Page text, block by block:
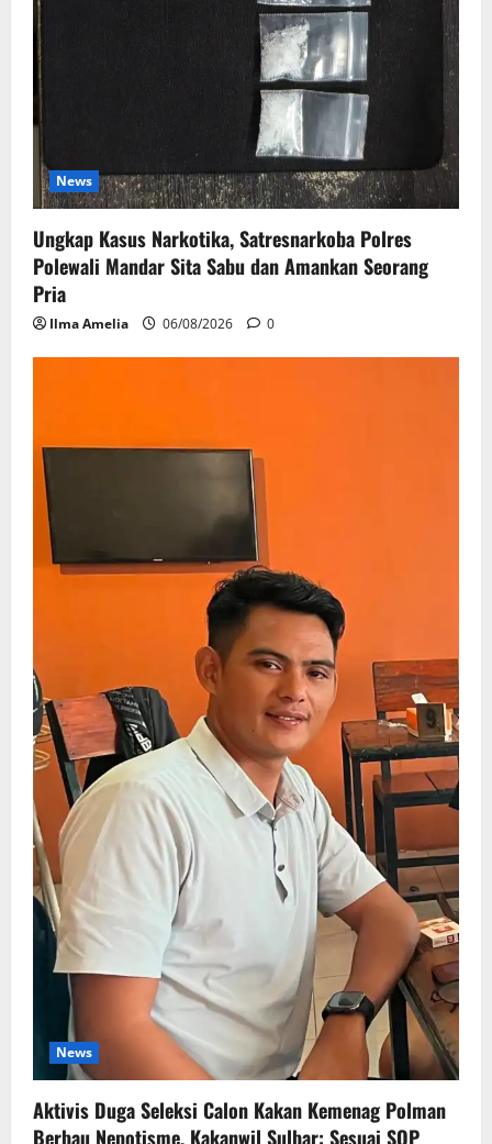
News
Ungkap Kasus Narkotika, Satresnarkoba Polres
Polewali Mandar Sita Sabu dan Amankan Seorang
Pria
Ilma Amelia 06/08/2026 0
News
Aktivis Duga Seleksi Calon Kakan Kemenag Polman
Berbau Nepotisme, Kakanwil Sulbar: Sesuai SOP